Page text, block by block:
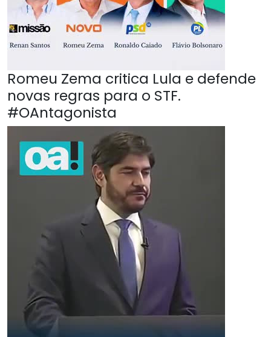
Romeu Zema critica Lula e defende
novas regras para o STF.
#OAntagonista